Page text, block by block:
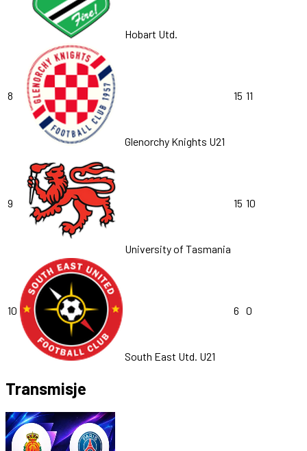
Hobart Utd.
8
Glenorchy Knights U21
15 11
9
University of Tasmania
15 10
10
South East Utd. U21
6 0
Transmisje